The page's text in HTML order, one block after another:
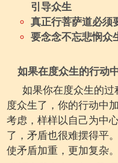
引导众生
真正行菩萨道必须
要念念不忘悲悯众
如果在度众生的行动
如果你在度众生的
度众生了，你的行动中
考虑，样样以自己为中
了，矛盾也很难摆得平
使矛盾加重，更加复杂